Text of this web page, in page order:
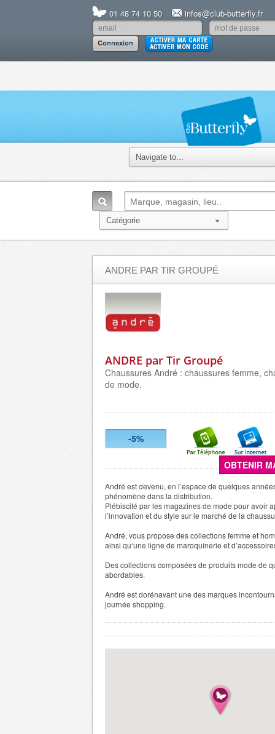
01 48 74 10 50 infos@club-butterfly.fr
ANDRE PAR TIR GROUPÉ
ANDRE par Tir Groupé
Chaussures André : chaussures femme,
de mode.
-5%
OBTENIR
André est devenu, en l’espace de quelques
phénomène dans la distribution.
Plébiscité par les magazines de mode pour avoir
l’innovation et du style sur le marché de la
André, vous propose des collections femme et
ainsi qu‘une ligne de maroquinerie et
Des collections composées de produits mode de
abordables.
André est dorénavant une des marques
journée shopping.